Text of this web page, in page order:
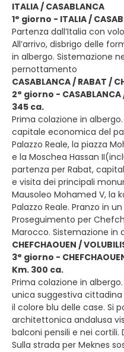
ITALIA / CASABLANCA
1° giorno - ITALIA /
Partenza dall’Italia con
All’arrivo, disbrigo delle
in albergo. Sistemazione
pernottamento
CASABLANCA / RABAT /
2° giorno - CASABLANCA
345 ca.
Prima colazione in
capitale economica del
Palazzo Reale, la piazza
e la Moschea Hassan
partenza per Rabat,
e visita dei principali
Mausoleo Mohamed V, la
Palazzo Reale. Pranzo in
Proseguimento per
Marocco. Sistemazione
CHEFCHAOUEN /
3° giorno -
Km. 300 ca.
Prima colazione in
unica suggestiva
il colore blu delle case. Si
architettonica andalusa
balconi pensili e nei cortili.
Sulla strada per Meknes